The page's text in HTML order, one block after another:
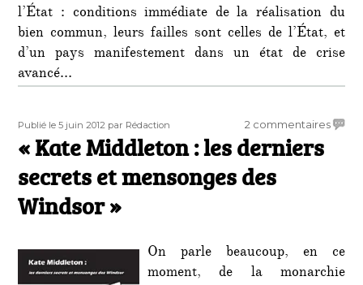
l’État : conditions immédiate de la réalisation du
bien commun, leurs failles sont celles de l’État, et
d’un pays manifestement dans un état de crise
avancé…
Publié
Publié le 5 juin 2012 Auteur
par Rédaction 2 commentairessur
et
« Kate Middleton : les derniers
secrets et mensonges des
Windsor »
On parle beaucoup, en ce
moment, de la monarchie